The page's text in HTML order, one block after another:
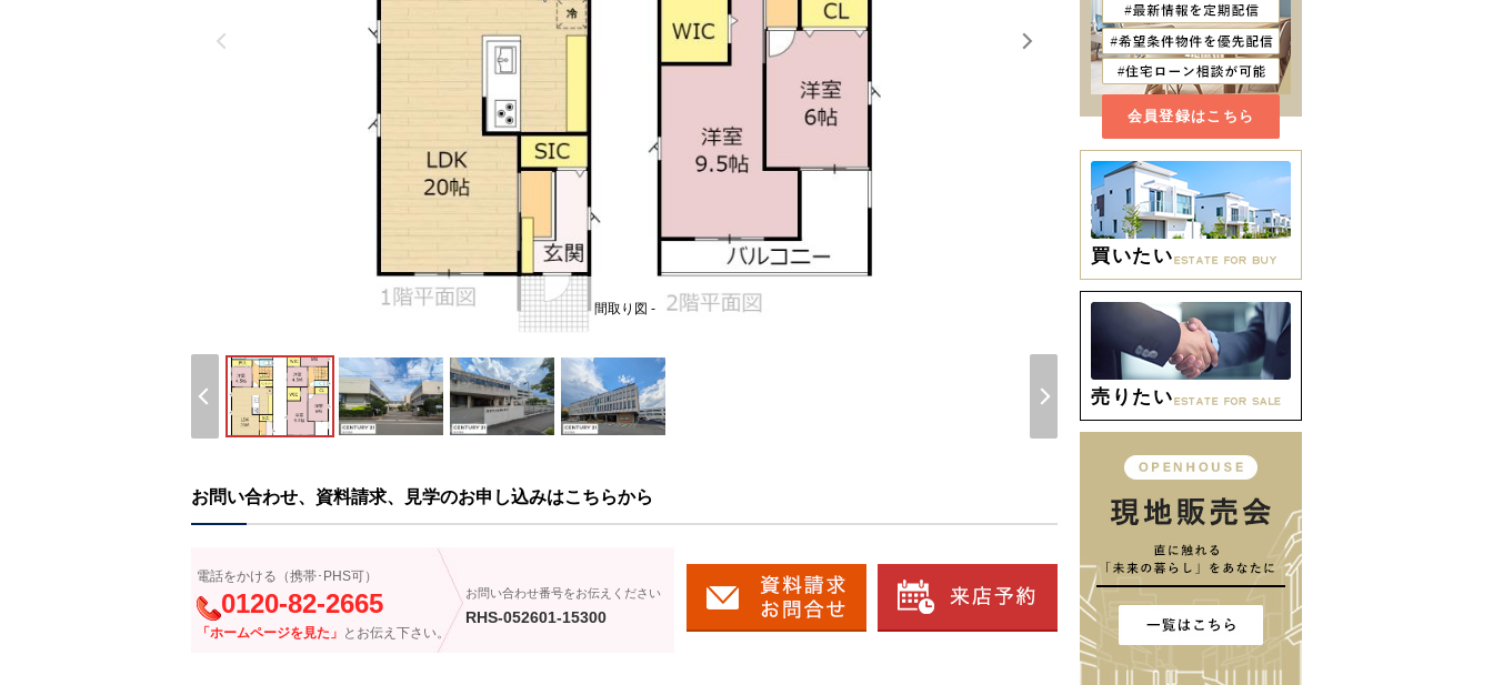
間取り図 -
お問い合わせ、資料請求、見学のお申し込みはこちらから
電話をかける（携帯･PHS可）
0120-82-2665
「ホームページを見た」 とお伝え下さい。
お問い合わせ番号をお伝えください
RHS-052601-15300
会員登録はこちら
買いたい
売りたい